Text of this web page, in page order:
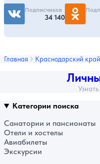
Подписчиков
34 140
Главная Краснодарский край
Категории поиска
Санатории и пансионаты
Отели и хостелы
Авиабилеты
Экскурсии